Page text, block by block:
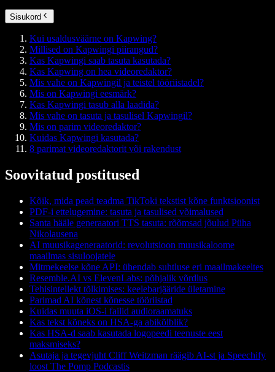
Sisukord
Kui usaldusväärne on Kapwing?
Millised on Kapwingi piirangud?
Kas Kapwingi saab tasuta kasutada?
Kas Kapwing on hea videoredaktor?
Mis vahe on Kapwingil ja teistel tööriistadel?
Mis on Kapwingi eesmärk?
Kas Kapwingi tasub alla laadida?
Mis vahe on tasuta ja tasulisel Kapwingil?
Mis on parim videoredaktor?
Kuidas Kapwingi kasutada?
8 parimat videoredaktorit või rakendust
Soovitatud postitused
Kõik, mida pead teadma TikToki tekstist kõne funktsioonist
PDF-i ettelugemine: tasuta ja tasulised võimalused
Santa hääle generaatori TTS tasuta: rõõmsad jõulud Püha
Nikolausena
AI muusikageneraatorid: revolutsioon muusikaloome
maailmas sisuloojatele
Mitmekeelse kõne API: ühendab suhtluse eri maailmakeeltes
Resemble.AI vs ElevenLabs: põhjalik võrdlus
Tehisintellekt tõlkimises: keelebarjääride ületamine
Parimad AI kõnest kõnesse tööriistad
Kuidas muuta iOS-i failid audioraamatuks
Kas tekst kõneks on HSA-ga abikõlblik?
Kas HSA-d saab kasutada logopeedi teenuste eest
maksmiseks?
Asutaja ja tegevjuht Cliff Weitzman räägib AI-st ja Speechify
loost The Pomp Podcastis